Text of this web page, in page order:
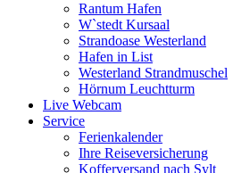
Rantum Hafen
W`stedt Kursaal
Strandoase Westerland
Hafen in List
Westerland Strandmuschel
Hörnum Leuchtturm
Live Webcam
Service
Ferienkalender
Ihre Reiseversicherung
Kofferversand nach Sylt